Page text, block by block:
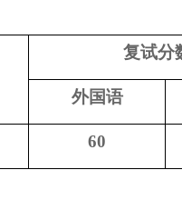
复试分
外国语
60